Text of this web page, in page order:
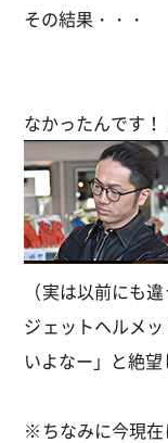
その結果・・・
なかったんです！
（実は以前にも
ジェットヘルメ
いよなー」と絶望
※ちなみに今現在